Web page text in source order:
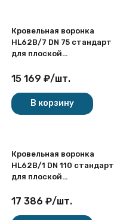
Кровельная воронка
HL62B/7 DN 75 стандарт
для плоской
15 169 ₽/шт.
В корзину
Кровельная воронка
HL62B/1 DN 110 стандарт
для плоской
17 386 ₽/шт.